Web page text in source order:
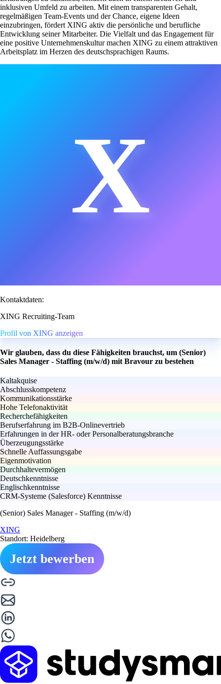
inklusiven Umfeld zu arbeiten. Mit einem transparenten Gehalt,
regelmäßigen Team-Events und der Chance, eigene Ideen
einzubringen, fördert XING aktiv die persönliche und berufliche
Entwicklung seiner Mitarbeiter. Die Vielfalt und das Engagement für
eine positive Unternehmenskultur machen XING zu einem attraktiven
Arbeitsplatz im Herzen des deutschsprachigen Raums.
X
Kontaktdaten:
XING Recruiting-Team
Profil von XING anzeigen
Wir glauben, dass du diese Fähigkeiten brauchst, um (Senior)
Sales Manager - Staffing (m/w/d) mit Bravour zu bestehen
Kaltakquise
Abschlusskompetenz
Kommunikationsstärke
Hohe Telefonaktivität
Recherchefähigkeiten
Berufserfahrung im B2B-Onlinevertrieb
Erfahrungen in der HR- oder Personalberatungsbranche
Überzeugungsstärke
Schnelle Auffassungsgabe
Eigenmotivation
Durchhaltevermögen
Deutschkenntnisse
Englischkenntnisse
CRM-Systeme (Salesforce) Kenntnisse
(Senior) Sales Manager - Staffing (m/w/d)
XING
Standort: Heidelberg
Jetzt bewerben